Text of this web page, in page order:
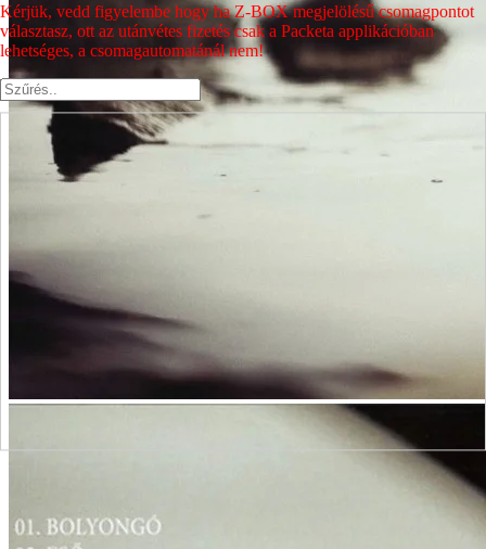
Kérjük, vedd figyelembe hogy ha Z-BOX megjelölésű csomagpontot
választasz, ott az utánvétes fizetés csak a Packeta applikációban
lehetséges, a csomagautomatánál nem!